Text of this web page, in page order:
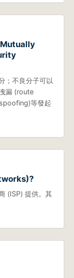
Mutually
；不良分子可以
漏 (route
等發起
(ISP) 提供。其